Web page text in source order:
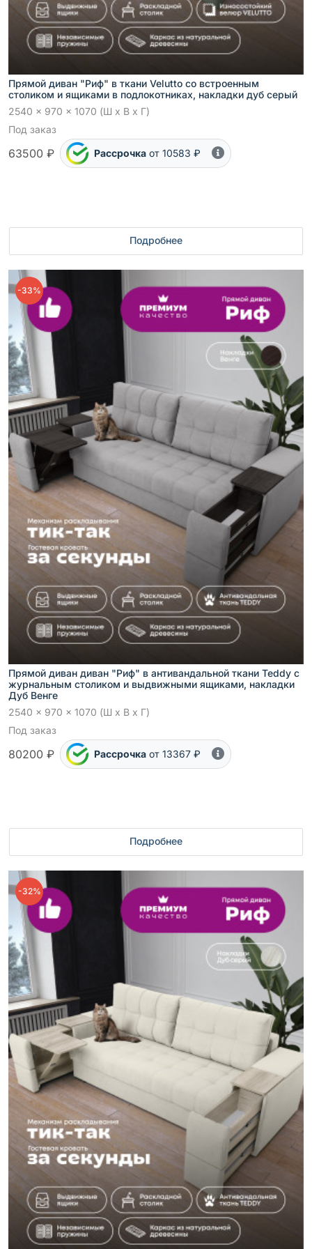
Прямой диван "Риф" в ткани Velutto со встроенным
столиком и ящиками в подлокотниках, накладки дуб серый
2540 x 970 x 1070 (Ш x В x Г)
Под заказ
63500 ₽ Рассрочка от 10583 ₽
Подробнее
-33%
Прямой диван диван "Риф" в антивандальной ткани Teddy с
журнальным столиком и выдвижными ящиками, накладки
Дуб Венге
2540 x 970 x 1070 (Ш x В x Г)
Под заказ
80200 ₽ Рассрочка от 13367 ₽
Подробнее
-32%